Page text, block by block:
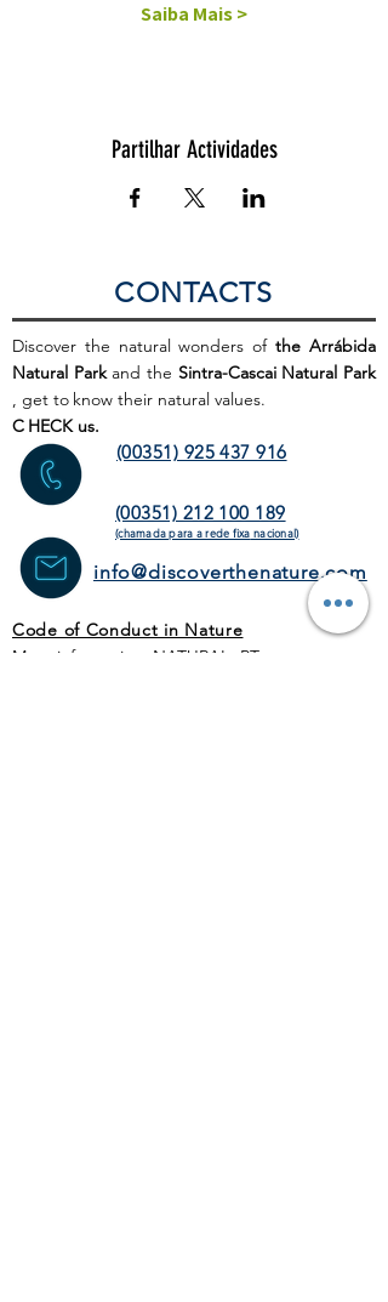
Saiba Mais >
Partilhar Actividades
CONTACTS
Discover the natural wonders ofthe Arrábida
Natural Parkand the Sintra-Cascai Natural Park
, get to know their natural values.
C HECK us.
(00351) 925 437 916
(00351) 212 100 189
(chamada para a rede fixa nacional)
info@discoverthenature.com
Code of Conduct in Nature
More information:
NATURAL .PT